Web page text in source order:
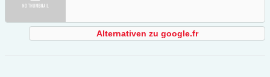
Alternativen zu google.fr